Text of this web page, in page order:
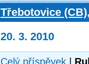
Třebotovice
20. 3. 2010
Celý příspěvek